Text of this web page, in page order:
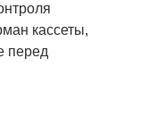
кассеты,
перед